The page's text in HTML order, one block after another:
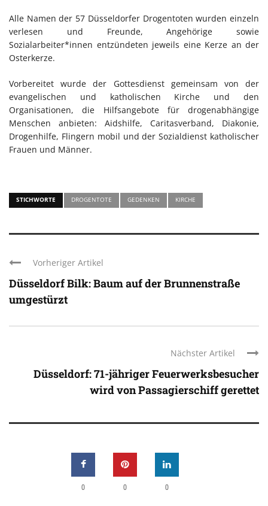
Alle Namen der 57 Düsseldorfer Drogentoten wurden einzeln
verlesen und Freunde, Angehörige sowie
Sozialarbeiter*innen entzündeten jeweils eine Kerze an der
Osterkerze.
Vorbereitet wurde der Gottesdienst gemeinsam von der
evangelischen und katholischen Kirche und den
Organisationen, die Hilfsangebote für drogenabhängige
Menschen anbieten: Aidshilfe, Caritasverband, Diakonie,
Drogenhilfe, Flingern mobil und der Sozialdienst katholischer
Frauen und Männer.
STICHWORTE DROGENTOTE GEDENKEN KIRCHE
Vorheriger Artikel
Düsseldorf Bilk: Baum auf der Brunnenstraße
umgestürzt
Nächster Artikel
Düsseldorf: 71-jähriger Feuerwerksbesucher
wird von Passagierschiff gerettet
0 0 0